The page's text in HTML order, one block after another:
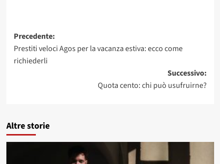
Navigazione
articolo
Precedente:
Prestiti veloci Agos per la vacanza estiva: ecco come
richiederli
Successivo:
Quota cento: chi può usufruirne?
Altre storie